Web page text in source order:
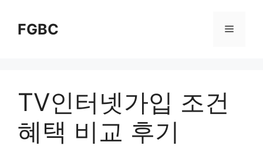
contentFGBC Menu
TV인터넷가입 조건
혜택 비교 후기